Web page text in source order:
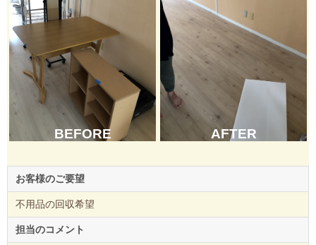
BEFORE AFTER
お客様のご要望
不用品の回収希望
担当のコメント